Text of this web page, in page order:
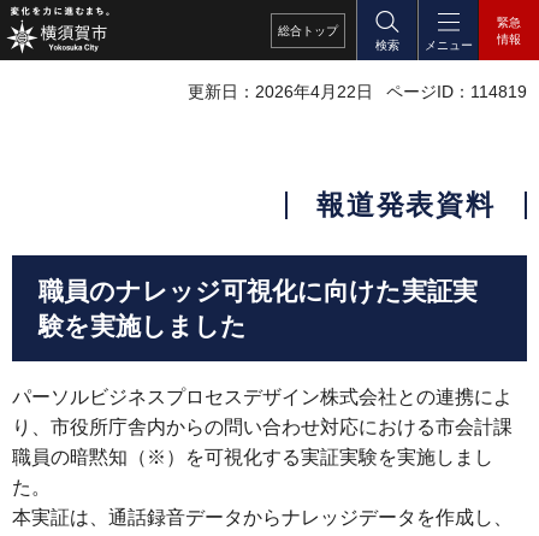
総合 トップ
検索
メニュー
緊急
情報
更新日：2026年4月22日 ページID：114819
報道発表資料
職員のナレッジ可視化に向けた実証実
験を実施しました
パーソルビジネスプロセスデザイン株式会社との連携によ
り、市役所庁舎内からの問い合わせ対応における市会計課
職員の暗黙知（※）を可視化する実証実験を実施しまし
た。
本実証は、通話録音データからナレッジデータを作成し、